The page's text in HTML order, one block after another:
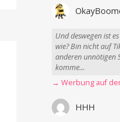
Und deswegen ist
wie? Bin nicht auf
anderen unnötigen
komme...
HHH